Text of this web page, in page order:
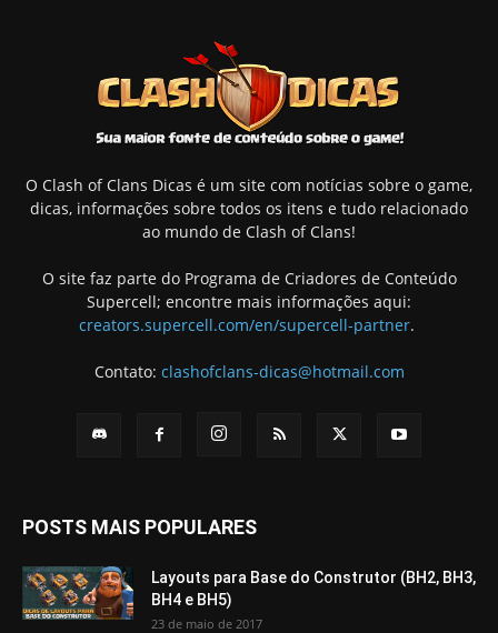
O Clash of Clans Dicas é um site com notícias sobre o game,
dicas, informações sobre todos os itens e tudo relacionado
ao mundo de Clash of Clans!
O site faz parte do Programa de Criadores de Conteúdo
Supercell; encontre mais informações aqui:
creators.supercell.com/en/supercell-partner.
Contato: clashofclans-dicas@hotmail.com
POSTS MAIS POPULARES
Layouts para Base do Construtor (BH2, BH3,
BH4 e BH5)
23 de maio de 2017